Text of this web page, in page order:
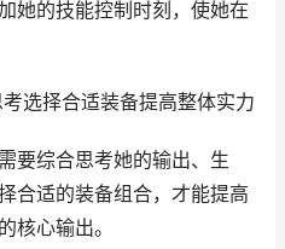
她的技能控制时刻，使她在
选择合适装备提高整体实力
要综合思考她的输出、生
合适的装备组合，才能提高
核心输出。